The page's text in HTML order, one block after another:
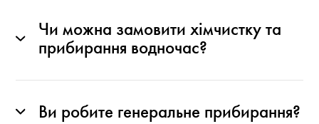
Чи можна замовити хімчистку та
прибирання водночас?
Ви робите генеральне прибирання?